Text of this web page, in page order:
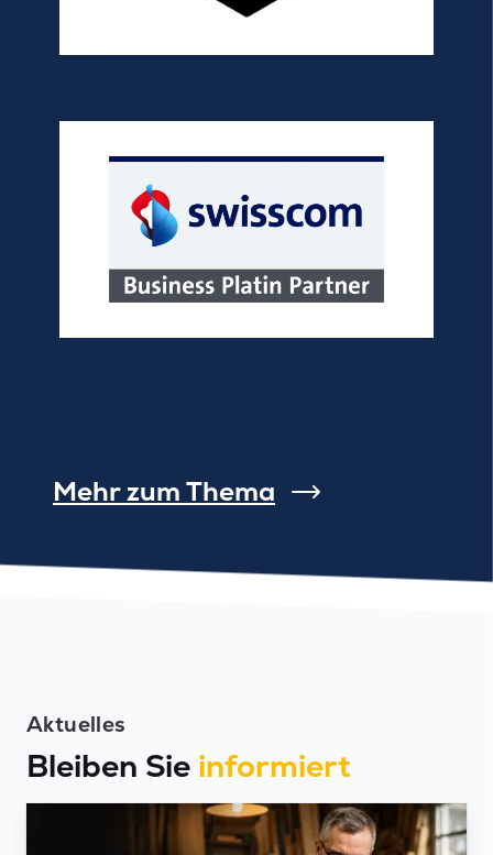
Mehr zum Thema
Aktuelles
Bleiben Sie informiert